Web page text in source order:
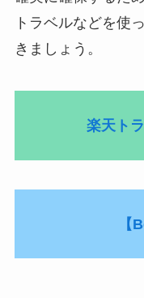
トラベルなどを使
きましょう。
楽天ト
【